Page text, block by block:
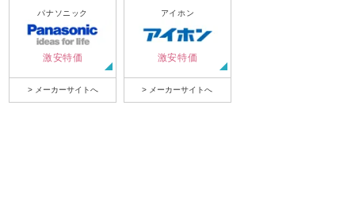
パナソニック
激安特価
> メーカーサイトへ
アイホン
激安特価
> メーカーサイトへ